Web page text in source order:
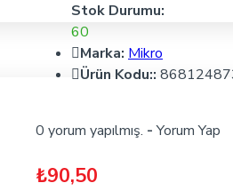
Stok Durumu:
60
Marka: Mikro
Ürün Kodu::
0 yorum yapılmış. - Yorum Yap
₺90,50